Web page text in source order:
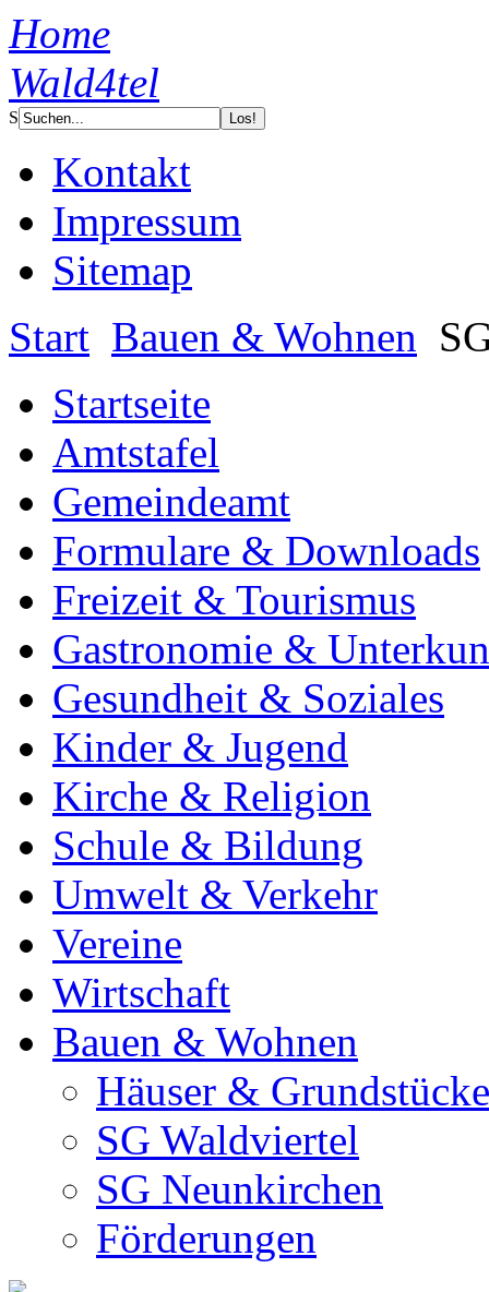
Home
Wald4tel
S
Kontakt
Impressum
Sitemap
Start Bauen & Wohnen
Startseite
Amtstafel
Gemeindeamt
Formulare & Downloads
Freizeit & Tourismus
Gastronomie &
Gesundheit & Soziales
Kinder & Jugend
Kirche & Religion
Schule & Bildung
Umwelt & Verkehr
Vereine
Wirtschaft
Bauen & Wohnen
Häuser & Grundstücke
SG Waldviertel
SG Neunkirchen
Förderungen